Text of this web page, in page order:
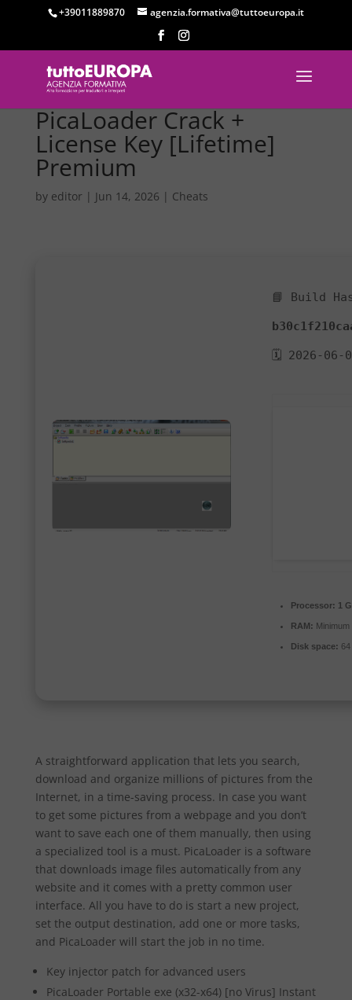
+39011889870 agenzia.formativa@tuttoeuropa.it
PicaLoader Crack +
License Key [Lifetime]
Premium
by editor | Jun 14, 2026 | Cheats
📘 Build
🗓 2026-06-
Processor: 1
RAM: Minimum
Disk space:
A straightforward application that lets you search,
download and organize millions of pictures from the
Internet, in a time-saving process. In case you want
to get some pictures from a webpage and you don’t
want to save each one of them manually, then using
a specialized tool is a must. PicaLoader is a software
that downloads image files automatically from any
website and it comes with a pretty common user
interface. All you have to do is start a new project,
set the output destination, add one or more tasks,
and PicaLoader will start the job in no time.
Key injector patch for advanced users
PicaLoader Portable exe (x32-x64) [no Virus] Instant